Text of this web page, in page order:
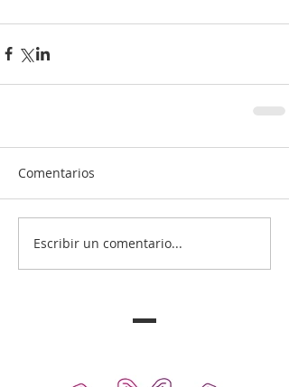
Comentarios
Escribir un comentario...